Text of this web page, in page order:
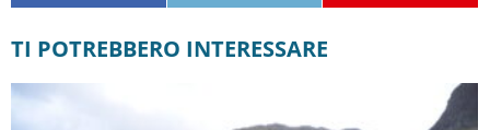
TI POTREBBERO INTERESSARE